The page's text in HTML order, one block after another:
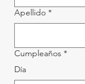
Apellido *
Cumpleaños *
Día